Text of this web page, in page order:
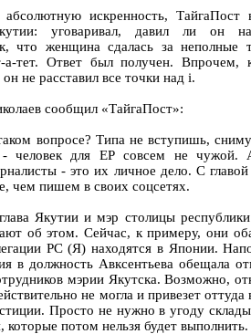
искренность, ТайгаПост
уговаривал, давил ли он
что женщина сдалась за неполные
а-тет. Ответ был получен. Впрочем,
не расставил все точки над i.
сообщил «ТайгаПост»:
вопросе? Типа не вступишь,
- человек для ЕР совсем не
- это их личное дело. С
чем пишем в своих соцсетях.
Якутии и мэр столицы
об этом. Сейчас, к примеру, они
РС (Я) находятся в Японии.
в должность Авксентьева обещала
мэрии Якутска. Возможно,
не могла и привезет оттуда
Просто не нужно в угоду
которые потом нельзя будет выполнить.